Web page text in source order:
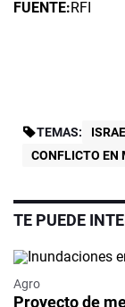
FUENTE:RFI
TEMAS:
CONFLICTO EN
TE PUEDE
Agro
Proyecto de